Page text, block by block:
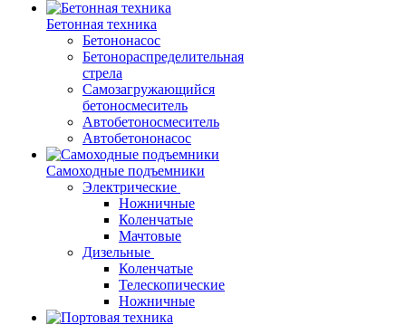
Бетонная техника
Бетононасос
Бетонораспределительная
стрела
Самозагружающийся
бетоносмеситель
Автобетоносмеситель
Автобетононасос
Самоходные подъемники
Электрические
Ножничные
Коленчатые
Мачтовые
Дизельные
Коленчатые
Телескопические
Ножничные